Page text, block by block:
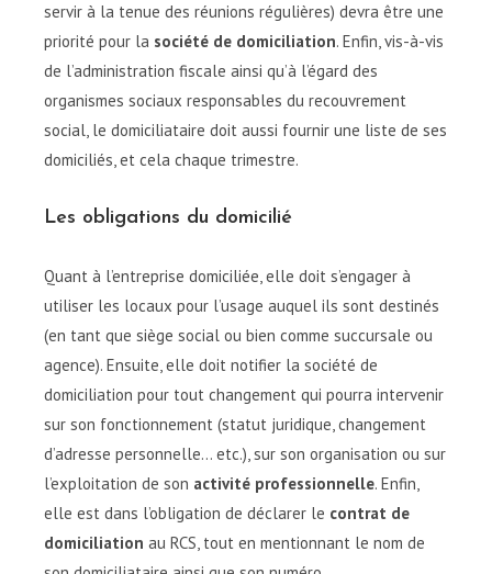
servir à la tenue des réunions régulières) devra être une
priorité pour la société de domiciliation. Enfin, vis-à-vis
de l’administration fiscale ainsi qu’à l’égard des
organismes sociaux responsables du recouvrement
social, le domiciliataire doit aussi fournir une liste de ses
domiciliés, et cela chaque trimestre.
Les obligations du domicilié
Quant à l’entreprise domiciliée, elle doit s’engager à
utiliser les locaux pour l’usage auquel ils sont destinés
(en tant que siège social ou bien comme succursale ou
agence). Ensuite, elle doit notifier la société de
domiciliation pour tout changement qui pourra intervenir
sur son fonctionnement (statut juridique, changement
d’adresse personnelle… etc.), sur son organisation ou sur
l’exploitation de son activité professionnelle. Enfin,
elle est dans l’obligation de déclarer le contrat de
domiciliation au RCS, tout en mentionnant le nom de